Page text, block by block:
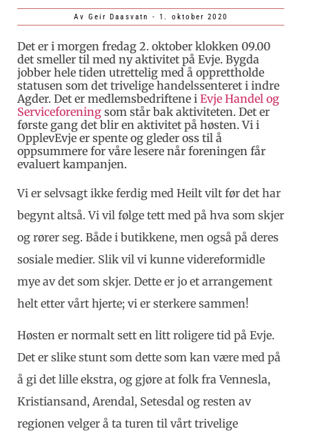
Av Geir Daasvatn -1. oktober 2020
Det er i morgen fredag 2. oktober klokken 09.00
det smeller til med ny aktivitet på Evje. Bygda
jobber hele tiden utrettelig med å opprettholde
statusen som det trivelige handelssenteret i indre
Agder. Det er medlemsbedriftene i Evje Handel og
Serviceforening som står bak aktiviteten. Det er
første gang det blir en aktivitet på høsten. Vi i
OpplevEvje er spente og gleder oss til å
oppsummere for våre lesere når foreningen får
evaluert kampanjen.
Vi er selvsagt ikke ferdig med Heilt vilt før det har
begynt altså. Vi vil følge tett med på hva som skjer
og rører seg. Både i butikkene, men også på deres
sosiale medier. Slik vil vi kunne videreformidle
mye av det som skjer. Dette er jo et arrangement
helt etter vårt hjerte; vi er sterkere sammen!
Høsten er normalt sett en litt roligere tid på Evje.
Det er slike stunt som dette som kan være med på
å gi det lille ekstra, og gjøre at folk fra Vennesla,
Kristiansand, Arendal, Setesdal og resten av
regionen velger å ta turen til vårt trivelige